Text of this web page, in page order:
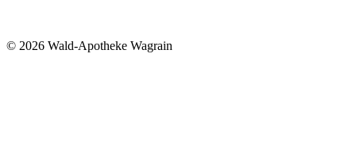
© 2026 Wald-Apotheke Wagrain